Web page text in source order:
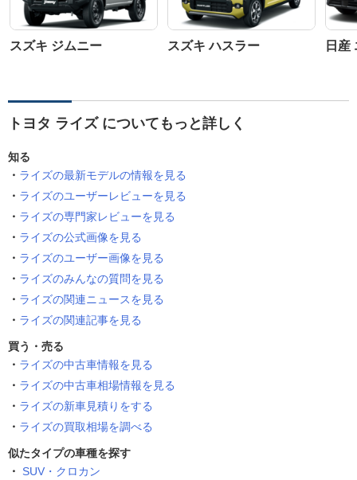
スズキ ジムニー スズキ ハスラー 日産
トヨタ ライズ についてもっと詳しく
知る
ライズの最新モデルの情報を見る
ライズのユーザーレビューを見る
ライズの専門家レビューを見る
ライズの公式画像を見る
ライズのユーザー画像を見る
ライズのみんなの質問を見る
ライズの関連ニュースを見る
ライズの関連記事を見る
買う・売る
ライズの中古車情報を見る
ライズの中古車相場情報を見る
ライズの新車見積りをする
ライズの買取相場を調べる
似たタイプの車種を探す
SUV・クロカン